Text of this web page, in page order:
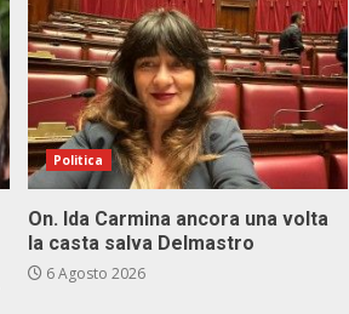
Politica
On. Ida Carmina ancora una volta
la casta salva Delmastro
6 Agosto 2026